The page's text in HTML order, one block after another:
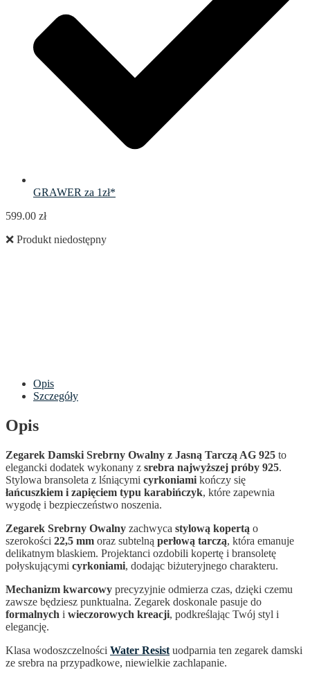
GRAWER za 1zł*
599.00 zł
❌ Produkt niedostępny
Opis
Szczegóły
Opis
Zegarek Damski Srebrny Owalny z Jasną Tarczą AG 925 to
elegancki dodatek wykonany z srebra najwyższej próby 925.
Stylowa bransoleta z lśniącymi cyrkoniami kończy się
łańcuszkiem i zapięciem typu karabińczyk, które zapewnia
wygodę i bezpieczeństwo noszenia.
Zegarek Srebrny Owalny zachwyca stylową kopertą o
szerokości 22,5 mm oraz subtelną perłową tarczą, która emanuje
delikatnym blaskiem. Projektanci ozdobili kopertę i bransoletę
połyskującymi cyrkoniami, dodając biżuteryjnego charakteru.
Mechanizm kwarcowy precyzyjnie odmierza czas, dzięki czemu
zawsze będziesz punktualna. Zegarek doskonale pasuje do
formalnych i wieczorowych kreacji, podkreślając Twój styl i
elegancję.
Klasa wodoszczelności Water Resist uodparnia ten zegarek damski
ze srebra na przypadkowe, niewielkie zachlapanie.